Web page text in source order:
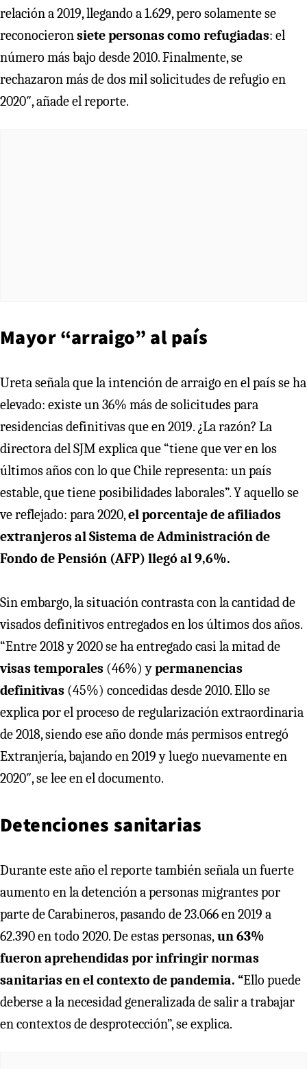
relación a 2019, llegando a 1.629, pero solamente se
reconocieronsiete personas como refugiadas: el
número más bajo desde 2010. Finalmente, se
rechazaron más de dos mil solicitudes de refugio en
2020″, añade el reporte.
Mayor “arraigo” al país
Ureta señala que la intención de arraigo en el país se ha
elevado: existe un 36% más de solicitudes para
residencias definitivas que en 2019. ¿La razón? La
directora del SJM explica que “tiene que ver en los
últimos años con lo que Chile representa: un país
estable, que tiene posibilidades laborales”. Y aquello se
ve reflejado: para 2020,el porcentaje de afiliados
extranjeros al Sistema de Administración de
Fondo de Pensión (AFP) llegó al 9,6%.
Sin embargo, la situación contrasta con la cantidad de
visados definitivos entregados en los últimos dos años.
“Entre 2018 y 2020 se ha entregado casi la mitad de
visas temporales (46%) ypermanencias
definitivas (45%) concedidas desde 2010. Ello se
explica por el proceso de regularización extraordinaria
de 2018, siendo ese año donde más permisos entregó
Extranjería, bajando en 2019 y luego nuevamente en
2020″, se lee en el documento.
Detenciones sanitarias
Durante este año el reporte también señala un fuerte
aumento en la detención a personas migrantes por
parte de Carabineros, pasando de 23.066 en 2019 a
62.390 en todo 2020. De estas personas,un 63%
fueron aprehendidas por infringir normas
sanitarias en el contexto de pandemia. “Ello puede
deberse a la necesidad generalizada de salir a trabajar
en contextos de desprotección”, se explica.